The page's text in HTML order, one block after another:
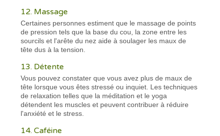
12. Massage
Certaines personnes estiment que le massage de points
de pression tels que la base du cou, la zone entre les
sourcils et l'arête du nez aide à soulager les maux de
tête dus à la tension.
13. Détente
Vous pouvez constater que vous avez plus de maux de
tête lorsque vous êtes stressé ou inquiet. Les techniques
de relaxation telles que la méditation et le yoga
détendent les muscles et peuvent contribuer à réduire
l'anxiété et le stress.
14. Caféine